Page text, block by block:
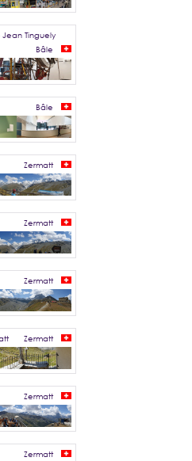
Tinguely
Bâle
Bâle
Zermatt
Zermatt
Zermatt
Zermatt
Zermatt
Zermatt